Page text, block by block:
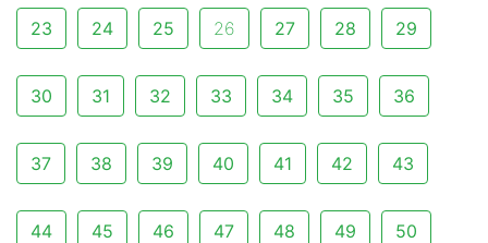
23 24 25 26 27 28 29
30 31 32 33 34 35 36
37 38 39 40 41 42 43
44 45 46 47 48 49 50